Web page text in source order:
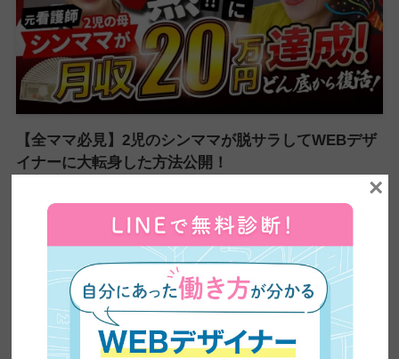
【全ママ必見】2児のシンママが脱サラしてWEBデザ
イナーに大転身した方法公開！
×